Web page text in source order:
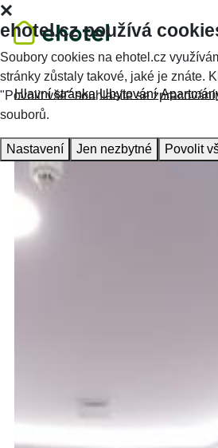
Hlavní stránka Ubytování
ehotel.cz používá
Soubory cookies na ehotel.cz
stránky zůstaly takové, jaké je znáte.
"Povolit vše" souhlasíte se
souborů.
Nastavení Jen nezbytné Povolit